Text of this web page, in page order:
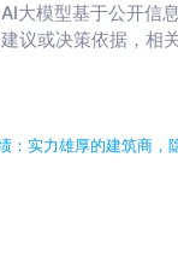
大模型基于公开
议或决策依据，相
：实力雄厚的建筑商，